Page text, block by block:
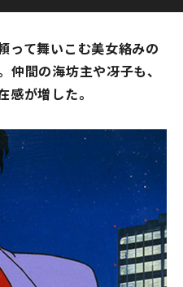
って舞いこむ美女絡みの
間の海坊主や冴子も、
感が増した。